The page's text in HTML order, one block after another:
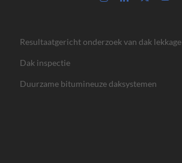
Resultaatgericht onderzoek van dak lekkage
Dak inspectie
Duurzame bitumineuze daksystemen